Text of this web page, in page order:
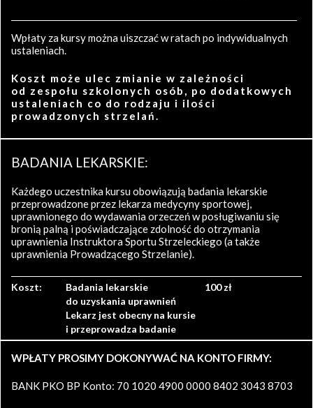
Wpłaty za kursy można uiszczać w ratach po indywidualnych
ustaleniach.
Koszt może ulec zmianie w zależności
od zespołu szkolonych osób, po dodatkowych
ustaleniach co do rodzaju i ilości
prowadzonych strzelań.
BADANIA LEKARSKIE:
Każdego uczestnika kursu obowiązują badania lekarskie
przeprowadzone przez lekarza medycyny sportowej,
uprawnionego do wydawania orzeczeń w posługiwaniu się
bronią palną i poświadczające zdolność do otrzymania
uprawnienia Instruktora Sportu Strzeleckiego (a także
uprawnienia Prowadzącego Strzelanie).
Koszt:
Badania lekarskie
do uzyskania uprawnień
Lekarz jest obecny na kursie
i przeprowadza badanie
100 zł
WPŁATY PROSIMY DOKONYWAĆ NA KONTO FIRMY:
BANK PKO BP Konto: 70 1020 4900 0000 8402 3043 8703